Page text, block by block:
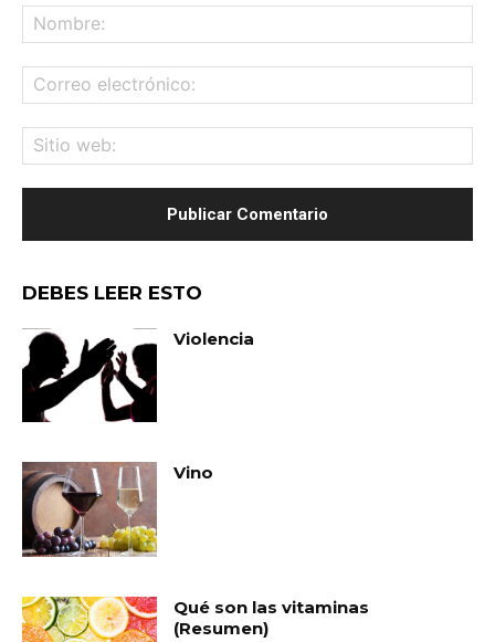
DEBES LEER ESTO
Violencia
Vino
Qué son las vitaminas
(Resumen)